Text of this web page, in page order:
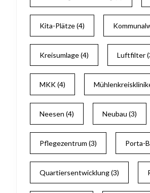
Kita-Plätze(4)
Kreisumlage(4) Luftfilter
MKK(4)
Neesen (4) Neubau (3)
Pflegezentrum (3) Porta-
Quartiersentwicklung(3)